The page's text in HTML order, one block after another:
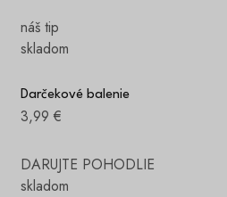
náš tip
skladom
Darčekové balenie
3,99 €
DARUJTE POHODLIE
skladom